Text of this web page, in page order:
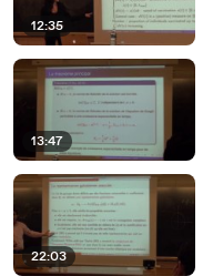
12:35
13:47
22:03